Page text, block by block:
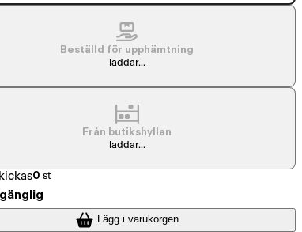
Beställd för upphämtning
laddar...
Från butikshyllan
laddar...
0 st
Lägg i varukorgen